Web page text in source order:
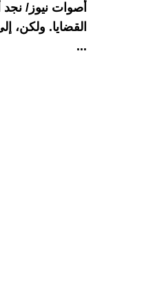
أصوات نيوز/
القضايا. ولكن،
...